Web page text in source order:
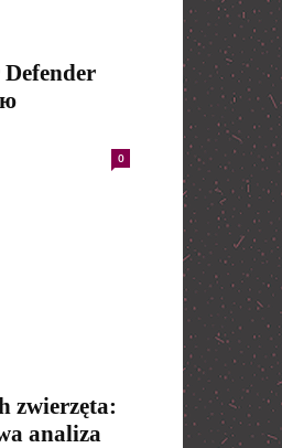
0
zwierzęta:
analiza